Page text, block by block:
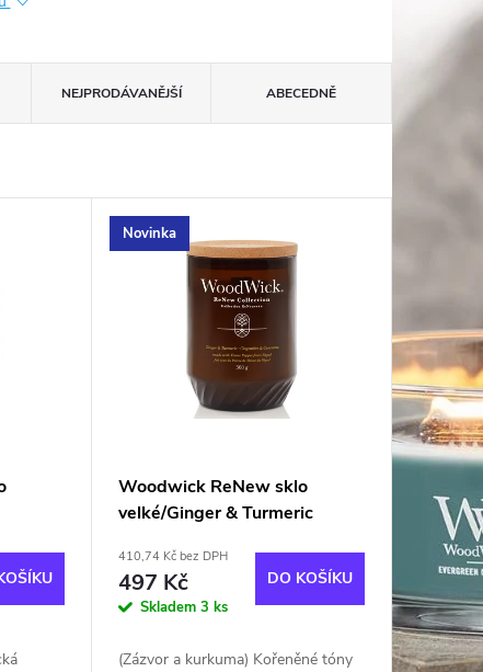
NEJPRODÁVANĚJŠÍ ABECEDNĚ
Novinka
Woodwick ReNew sklo
velké/Ginger & Turmeric
410,74 Kč bez DPH
497 Kč
Skladem 3 ks
DO KOŠÍKU
(Zázvor a kurkuma) Kořeněné tóny